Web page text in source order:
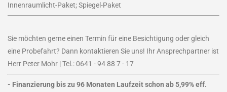
Innenraumlicht-Paket; Spiegel-Paket
Sie möchten gerne einen Termin für eine Besichtigung oder gleich
eine Probefahrt? Dann kontaktieren Sie uns! Ihr Ansprechpartner ist
Herr Peter Mohr | Tel.: 0641 - 94 88 7 - 17
- Finanzierung bis zu 96 Monaten Laufzeit schon ab 5,99% eff.